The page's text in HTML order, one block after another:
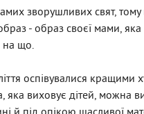
зворушливих свят,
- образ своєї мами,
на що.
оспівувалися
виховує дітей, можна